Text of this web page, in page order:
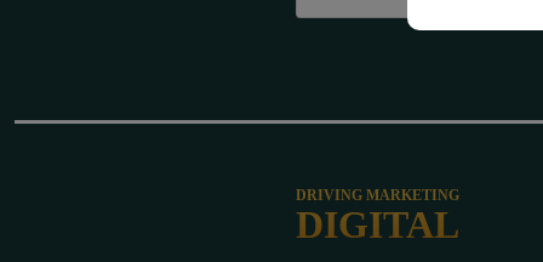
DRIVING MARKETING
DIGITAL